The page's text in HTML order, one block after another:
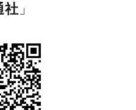
社 」